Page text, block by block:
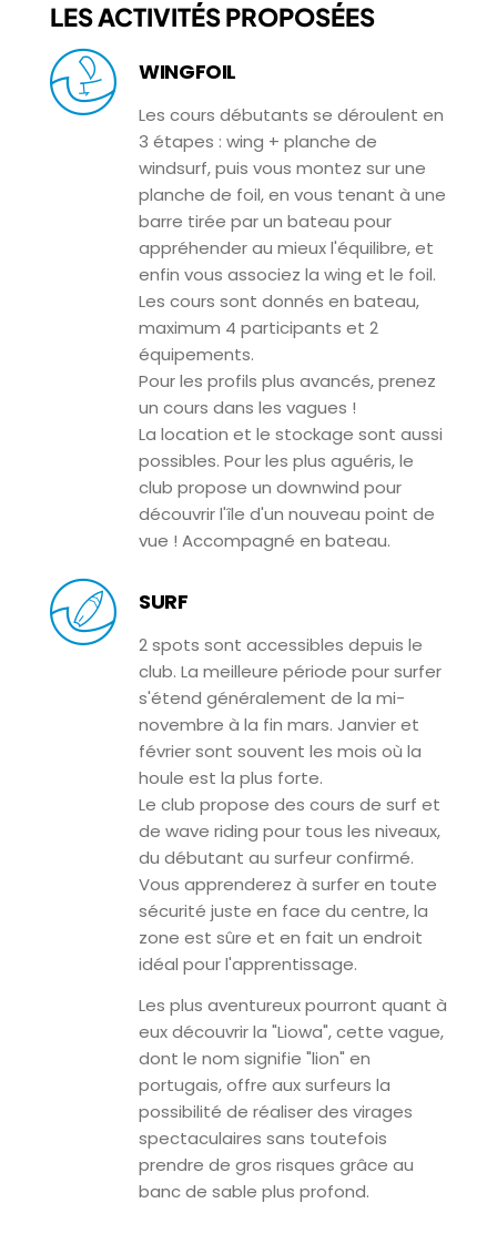
LES ACTIVITÉS PROPOSÉES
WINGFOIL
Les cours débutants se déroulent en
3 étapes : wing + planche de
windsurf, puis vous montez sur une
planche de foil, en vous tenant à une
barre tirée par un bateau pour
appréhender au mieux l'équilibre, et
enfin vous associez la wing et le foil.
Les cours sont donnés en bateau,
maximum 4 participants et 2
équipements.
Pour les profils plus avancés, prenez
un cours dans les vagues !
La location et le stockage sont aussi
possibles. Pour les plus aguéris, le
club propose un downwind pour
découvrir l'île d'un nouveau point de
vue ! Accompagné en bateau.
SURF
2 spots sont accessibles depuis le
club. La meilleure période pour surfer
s'étend généralement de la mi-
novembre à la fin mars. Janvier et
février sont souvent les mois où la
houle est la plus forte.
Le club propose des cours de surf et
de wave riding pour tous les niveaux,
du débutant au surfeur confirmé.
Vous apprenderez à surfer en toute
sécurité juste en face du centre, la
zone est sûre et en fait un endroit
idéal pour l'apprentissage.
Les plus aventureux pourront quant à
eux découvrir la "Liowa", cette vague,
dont le nom signifie "lion" en
portugais, offre aux surfeurs la
possibilité de réaliser des virages
spectaculaires sans toutefois
prendre de gros risques grâce au
banc de sable plus profond.